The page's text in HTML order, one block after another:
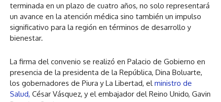
terminada en un plazo de cuatro años, no solo representará
un avance en la atención médica sino también un impulso
significativo para la región en términos de desarrollo y
bienestar.
La firma del convenio se realizó en Palacio de Gobierno en
presencia de la presidenta de la República, Dina Boluarte,
los gobernadores de Piura y La Libertad, elministro de
Salud, César Vásquez, y el embajador del Reino Unido, Gavin